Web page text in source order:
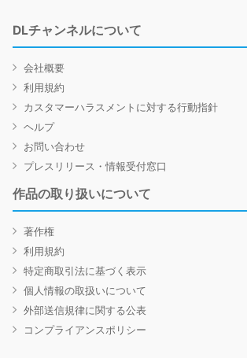
DLチャンネルについて
会社概要
利用規約
カスタマーハラスメントに対する行動指針
ヘルプ
お問い合わせ
プレスリリース・情報受付窓口
作品の取り扱いについて
著作権
利用規約
特定商取引法に基づく表示
個人情報の取扱いについて
外部送信規律に関する公表
コンプライアンスポリシー